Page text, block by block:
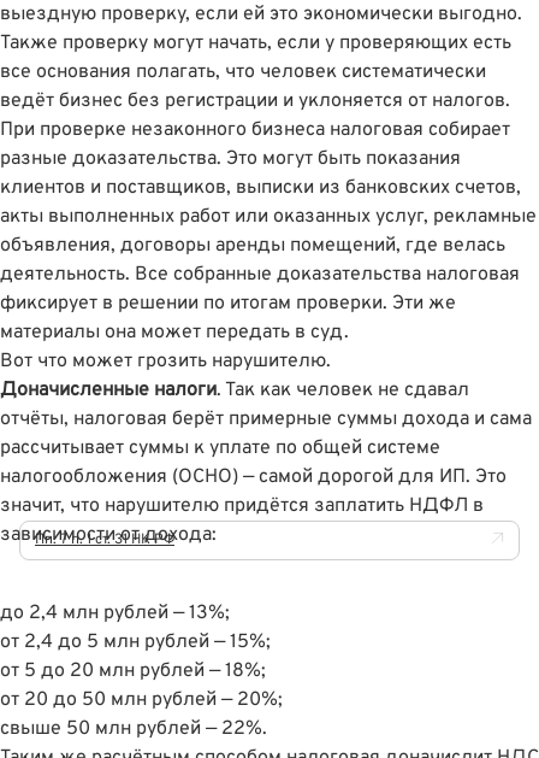
выездную проверку, если ей это экономически выгодно.
Также проверку могут начать, если у проверяющих есть
все основания полагать, что человек систематически
ведёт бизнес без регистрации и уклоняется от налогов.
При проверке незаконного бизнеса налоговая собирает
разные доказательства. Это могут быть показания
клиентов и поставщиков, выписки из банковских счетов,
акты выполненных работ или оказанных услуг, рекламные
объявления, договоры аренды помещений, где велась
деятельность. Все собранные доказательства налоговая
фиксирует в решении по итогам проверки. Эти же
материалы она может передать в суд.
Вот что может грозить нарушителю.
Доначисленные налоги. Так как человек не сдавал
отчёты, налоговая берёт примерные суммы дохода и сама
рассчитывает суммы к уплате по общей системе
налогообложения (ОСНО) — самой дорогой для ИП. Это
значит, что нарушителю придётся заплатить НДФЛ в
зависимости от дохода:
Пп. 7 п. 1 ст. 31 НК РФ
до 2,4 млн рублей — 13%;
от 2,4 до 5 млн рублей — 15%;
от 5 до 20 млн рублей — 18%;
от 20 до 50 млн рублей — 20%;
свыше 50 млн рублей — 22%.